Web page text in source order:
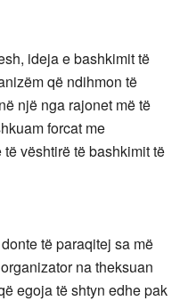
ideja e bashkimit të
që ndihmon të
një nga rajonet më të
forcat me
vështirë të bashkimit të
të paraqitej sa më
na theksuan
egoja të shtyn edhe pak